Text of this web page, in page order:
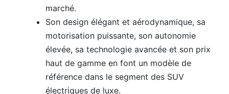
marché.
Son design élégant et aérodynamique, sa
motorisation puissante, son autonomie
élevée, sa technologie avancée et son prix
haut de gamme en font un modèle de
référence dans le segment des SUV
électriques de luxe.